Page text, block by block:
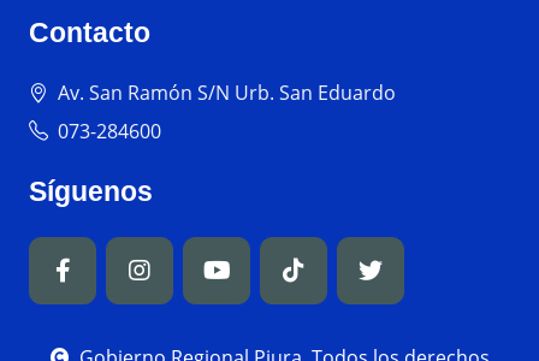
Contacto
Av. San Ramón S/N Urb. San Eduardo
073-284600
Síguenos